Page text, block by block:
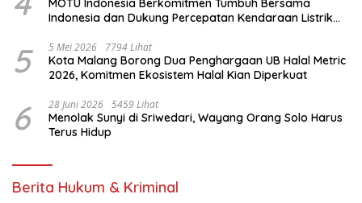
MOTU Indonesia Berkomitmen Tumbuh Bersama
Indonesia dan Dukung Percepatan Kendaraan Listrik
5 5 Mei 2026 7794 Lihat
Kota Malang Borong Dua Penghargaan UB Halal Metric
2026, Komitmen Ekosistem Halal Kian Diperkuat
6 28 Juni 2026 5459 Lihat
Menolak Sunyi di Sriwedari, Wayang Orang Solo Harus
Terus Hidup
Berita Hukum & Kriminal